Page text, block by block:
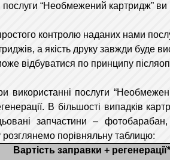
послуги “Необмежений картридж”
контролю наданих нами
а якість друку завжди буде
відбуватися по принципу
послуги
В більшості випадків
запчастини –
порівняльну таблицю:
Вартість заправки + регенерації*